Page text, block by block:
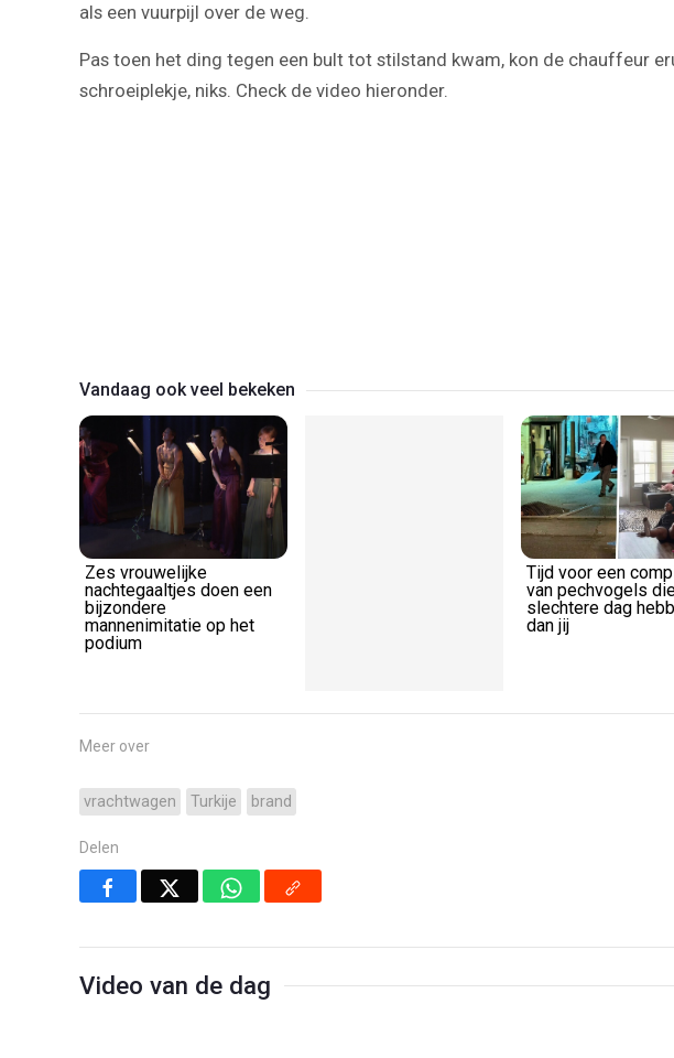
als een vuurpijl over de weg.
Pas toen het ding tegen een bult tot stilstand kwam, kon de chauffeur
schroeiplekje, niks. Check de video hieronder.
Play
Video
Vandaag ook veel bekeken
Zes vrouwelijke
nachtegaaltjes doen een
bijzondere
mannenimitatie op het
podium
Tijd voor een
van pechvogels
slechtere dag
dan jij
Meer over
vrachtwagen Turkije brand
Delen
Video van de dag